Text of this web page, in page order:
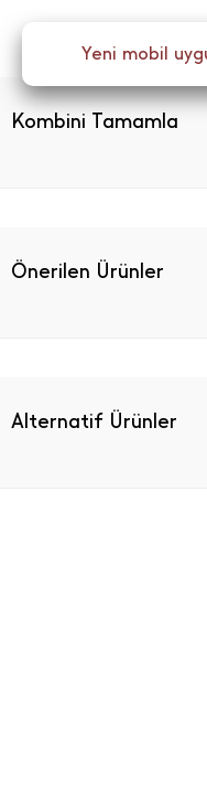
Kombini Tamamla
Önerilen Ürünler
Alternatif Ürünler
Yeni mobil